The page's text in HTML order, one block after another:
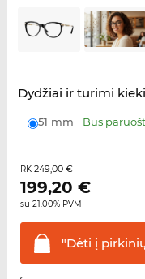
Dydžiai ir turimi
51 mm Bus
RK 249,00 €
199,20 €
su 21.00% PVM
"Dėti į